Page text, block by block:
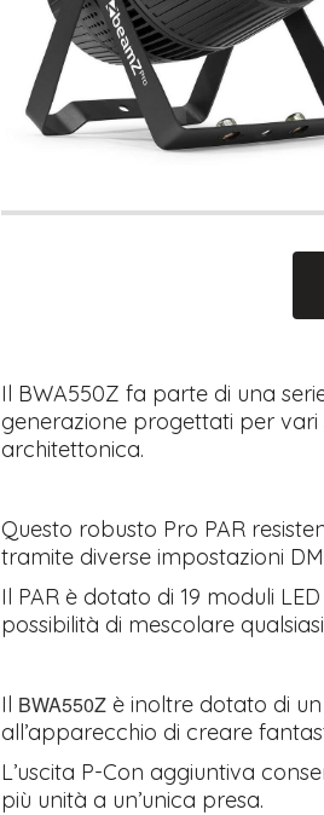
Il BWA550Z fa parte di una
generazione progettati per vari
architettonica.
Questo robusto Pro PAR
tramite diverse impostazioni
Il PAR è dotato di 19 moduli
possibilità di mescolare
Il BWA550Zè inoltre dotato di
all’apparecchio di creare
L’uscita P-Con aggiuntiva
più unità a un’unica presa.